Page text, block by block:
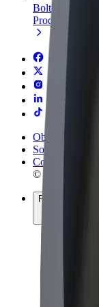
Bolt for
Produkty a
Obchodní
Soukromí
Cookies
© 2026 Bolt
Produkty